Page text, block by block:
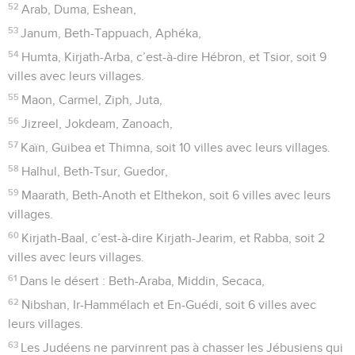
52 Arab, Duma, Eshean,
53 Janum, Beth-Tappuach, Aphéka,
54 Humta, Kirjath-Arba, c’est-à-dire Hébron, et Tsior, soit 9
villes avec leurs villages.
55 Maon, Carmel, Ziph, Juta,
56 Jizreel, Jokdeam, Zanoach,
57 Kaïn, Guibea et Thimna, soit 10 villes avec leurs villages.
58 Halhul, Beth-Tsur, Guedor,
59 Maarath, Beth-Anoth et Elthekon, soit 6 villes avec leurs
villages.
60 Kirjath-Baal, c’est-à-dire Kirjath-Jearim, et Rabba, soit 2
villes avec leurs villages.
61 Dans le désert : Beth-Araba, Middin, Secaca,
62 Nibshan, Ir-Hammélach et En-Guédi, soit 6 villes avec
leurs villages.
63 Les Judéens ne parvinrent pas à chasser les Jébusiens qui